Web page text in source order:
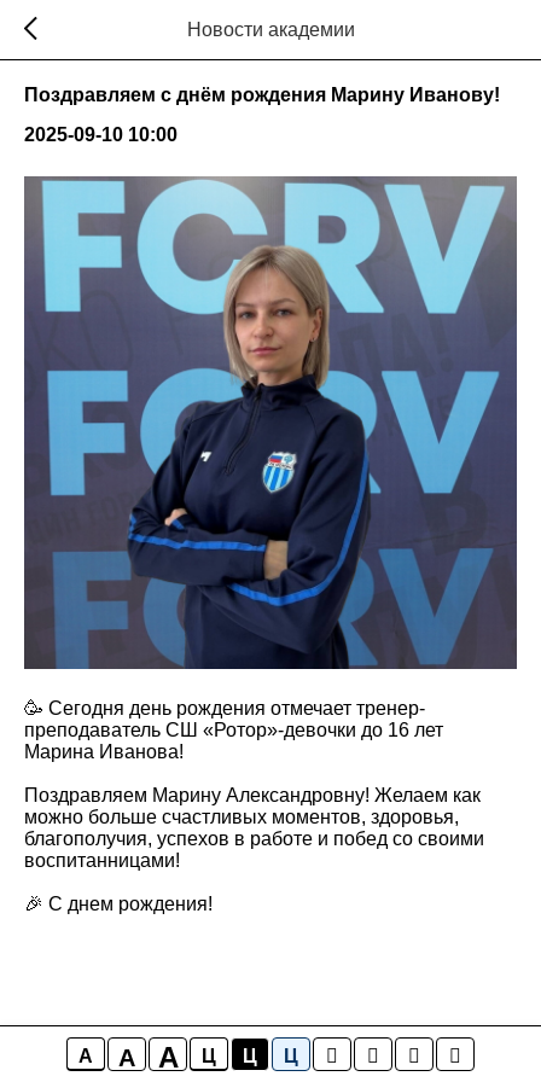
A A A Ц Ц Ц
Новости академии
Поздравляем с днём рождения Марину Иванову!
2025-09-10 10:00
🥳 Сегодня день рождения отмечает тренер-
преподаватель СШ «Ротор»-девочки до 16 лет
Марина Иванова!
Поздравляем Марину Александровну! Желаем как
можно больше счастливых моментов, здоровья,
благополучия, успехов в работе и побед со своими
воспитанницами!
🎉 С днем рождения!